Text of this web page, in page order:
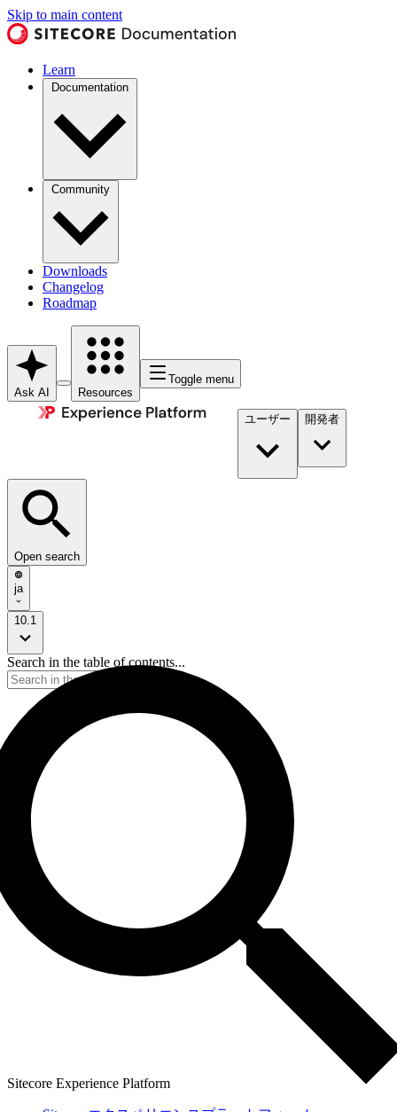
Skip to main content
Learn
Documentation
Community
Downloads
Changelog
Roadmap
Ask AI Resources
Toggle menu
ユーザー 開発者​
Open search
ja
10.1
Search in the table of contents...
Sitecore Experience Platform